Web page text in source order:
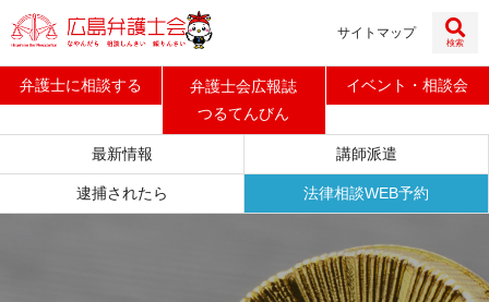
サイトマップ
検索
弁護士に相談する
弁護士会広報誌
つるてんびん
イベント ・相談会
最新情報 講師派遣
逮捕されたら 法律相談WEB予約